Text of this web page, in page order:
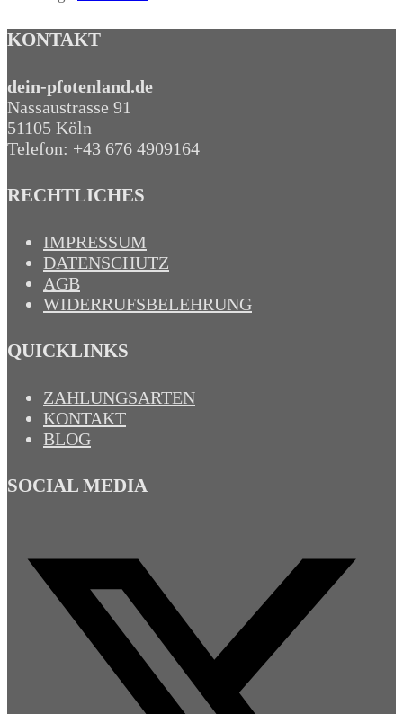
KONTAKT
dein-pfotenland.de
Nassaustrasse 91
51105 Köln
Telefon: +43 676 4909164‬
RECHTLICHES
IMPRESSUM
DATENSCHUTZ
AGB
WIDERRUFSBELEHRUNG
QUICKLINKS
ZAHLUNGSARTEN
KONTAKT
BLOG
SOCIAL MEDIA